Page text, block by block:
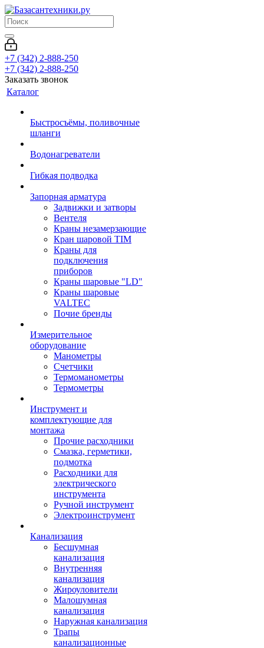
+7 (342) 2-888-250
+7 (342) 2-888-250
Заказать звонок
Каталог
Быстросъёмы, поливочные
шланги
Водонагреватели
Гибкая подводка
Запорная арматура
Задвижки и затворы
Вентеля
Краны незамерзающие
Кран шаровой TIM
Краны для
подключения
приборов
Краны шаровые "LD"
Краны шаровые
VALTEC
Почие бренды
Измерительное
оборудование
Манометры
Счетчики
Термоманометры
Термометры
Инструмент и
комплектующие для
монтажа
Прочие расходники
Смазка, герметики,
подмотка
Расходники для
электрического
инструмента
Ручной инструмент
Электроинструмент
Канализация
Бесшумная
канализация
Внутренняя
канализация
Жироуловители
Малошумная
канализация
Наружная канализация
Трапы
канализационные